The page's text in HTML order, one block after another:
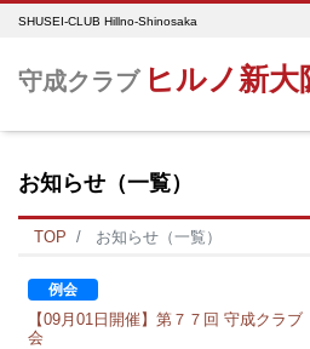
SHUSEI-CLUB Hillno-Shinosaka
守成クラブ ヒルノ新大
お知らせ（一覧）
TOP お知らせ（一覧）
例会
【09月01日開催】第７７回 守成クラ
会